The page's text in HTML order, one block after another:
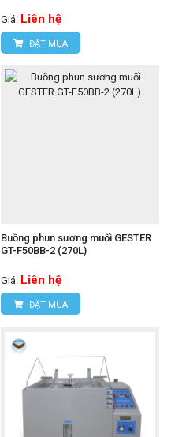
Giá: Liên hệ
ĐẶT MUA
Buồng phun sương muối GESTER
GT-F50BB-2 (270L)
Giá: Liên hệ
ĐẶT MUA